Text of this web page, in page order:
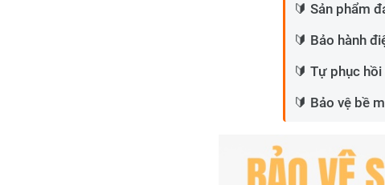
🔰 Sản phẩm
🔰 Bảo hành
🔰 Tự phục
🔰 Bảo vệ bề